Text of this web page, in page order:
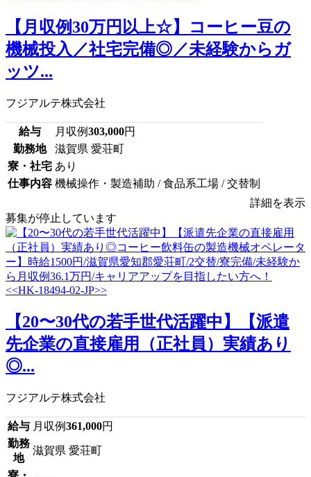
【月収例30万円以上☆】コーヒー豆の
機械投入／社宅完備◎／未経験からガ
ッツ...
フジアルテ株式会社
給与 月収例303,000円
勤務地
滋賀県 愛荘町
寮・社宅 あり
仕事内容 機械操作・製造補助 / 食品系工場 / 交替制
詳細を表示
募集が停止しています
【20〜30代の若手世代活躍中】【派遣
先企業の直接雇用（正社員）実績あり
◎...
フジアルテ株式会社
給与 月収例361,000円
勤務
地
滋賀県 愛荘町